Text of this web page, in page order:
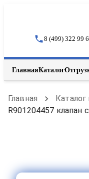
8 (499) 322 99
ГлавнаяКаталог
Главная
Каталог
R901204457 клапан